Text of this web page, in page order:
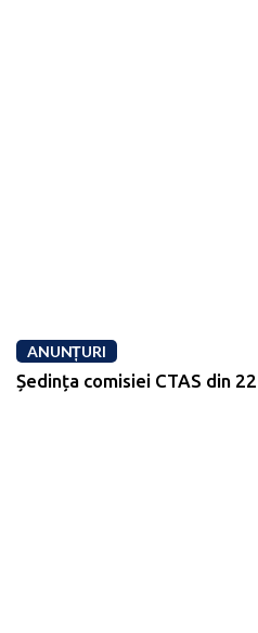
ANUNȚURI
Ședința comisiei CTAS din